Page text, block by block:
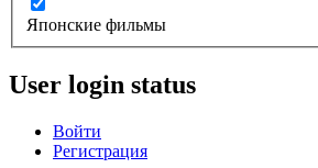
Японские фильмы
User login status
Войти
Регистрация